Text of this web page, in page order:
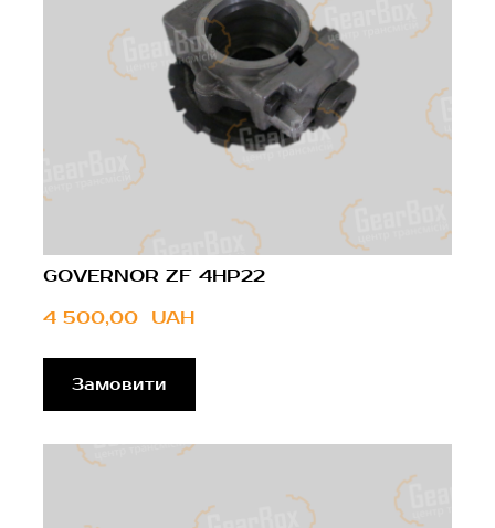
GOVERNOR ZF 4HP22
4 500,00  UAH
Замовити